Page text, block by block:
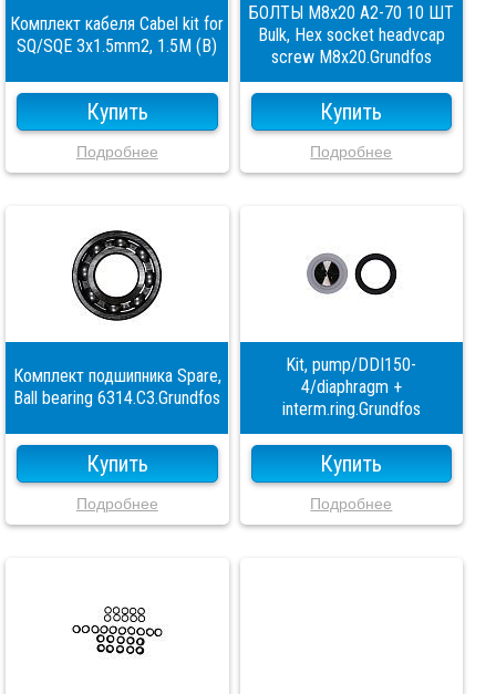
Комплект кабеля Cabel kit for
SQ/SQE 3x1.5mm2, 1.5M (B)
Купить
Подробнее
БОЛТЫ M8x20 A2-70 10 ШТ
Bulk, Hex socket headvcap
screw M8x20.Grundfos
Купить
Подробнее
Комплект подшипника Spare,
Ball bearing 6314.C3.Grundfos
Купить
Подробнее
Kit, pump/DDI150-
4/diaphragm +
interm.ring.Grundfos
Купить
Подробнее